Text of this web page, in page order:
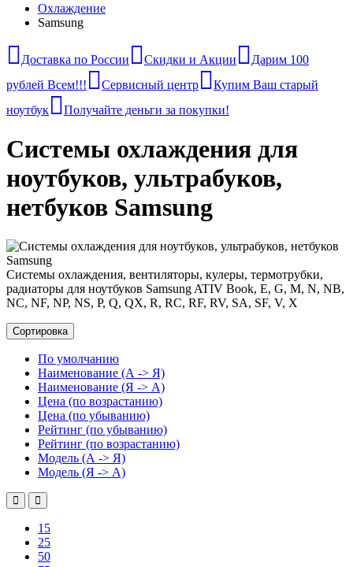
Охлаждение
Samsung
Доставка по России Скидки и Акции
Дарим 100
рублей Всем!!!
Сервисный центр
Купим Ваш старый
ноутбук
Получайте деньги за покупки!
Системы охлаждения для
ноутбуков, ультрабуков,
нетбуков Samsung
Системы охлаждения, вентиляторы, кулеры, термотрубки,
радиаторы для ноутбуков Samsung ATIV Book, E, G, M, N, NB,
NC, NF, NP, NS, P, Q, QX, R, RC, RF, RV, SA, SF, V, X
Сортировка
По умолчанию
Наименование (А -> Я)
Наименование (Я -> А)
Цена (по возрастанию)
Цена (по убыванию)
Рейтинг (по убыванию)
Рейтинг (по возрастанию)
Модель (А -> Я)
Модель (Я -> А)
15
25
50